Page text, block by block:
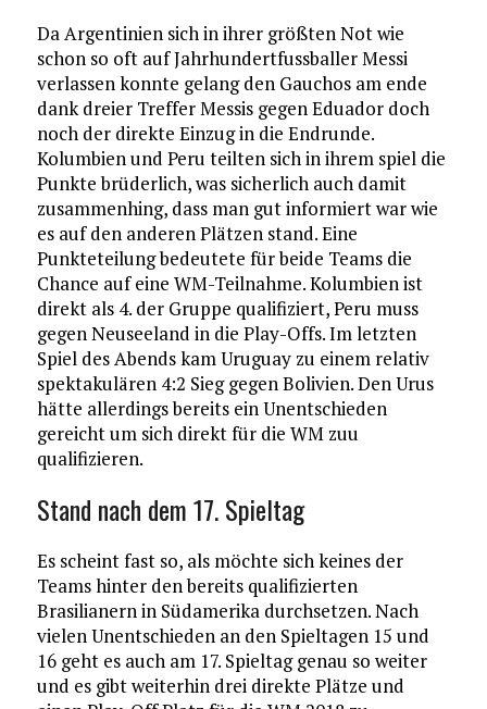
Da Argentinien sich in ihrer größten Not wie
schon so oft auf Jahrhundertfussballer Messi
verlassen konnte gelang den Gauchos am ende
dank dreier Treffer Messis gegen Eduador doch
noch der direkte Einzug in die Endrunde.
Kolumbien und Peru teilten sich in ihrem spiel die
Punkte brüderlich, was sicherlich auch damit
zusammenhing, dass man gut informiert war wie
es auf den anderen Plätzen stand. Eine
Punkteteilung bedeutete für beide Teams die
Chance auf eine WM-Teilnahme. Kolumbien ist
direkt als 4. der Gruppe qualifiziert, Peru muss
gegen Neuseeland in die Play-Offs. Im letzten
Spiel des Abends kam Uruguay zu einem relativ
spektakulären 4:2 Sieg gegen Bolivien. Den Urus
hätte allerdings bereits ein Unentschieden
gereicht um sich direkt für die WM zuu
qualifizieren.
Stand nach dem 17. Spieltag
Es scheint fast so, als möchte sich keines der
Teams hinter den bereits qualifizierten
Brasilianern in Südamerika durchsetzen. Nach
vielen Unentschieden an den Spieltagen 15 und
16 geht es auch am 17. Spieltag genau so weiter
und es gibt weiterhin drei direkte Plätze und